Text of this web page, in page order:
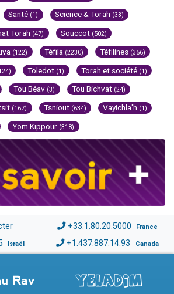
Santé (1) Science & Torah (33)
Torah (47) Souccot (502)
(122) Téfila (2230) Téfilines (356)
Toledot (1) Torah et société (1)
Tou Béav (3) Tou Bichvat (24)
(167) Tsniout (634) Vayichla'h (1)
Yom Kippour (318)
+33.1.80.20.5000 France
Israël +1.437.887.14.93 Canada